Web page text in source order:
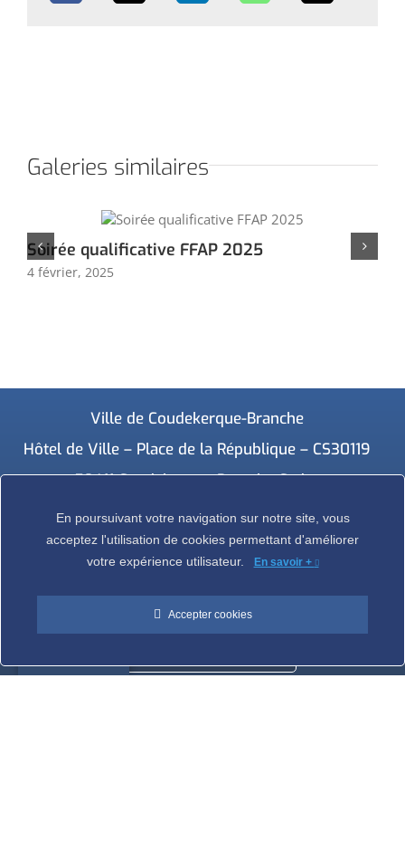
Galeries similaires
Soirée qualificative FFAP 2025
4 février, 2025
Ville de Coudekerque-Branche
Hôtel de Ville – Place de la République – CS30119
59411 Coudekerque-Branche Cedex
Tél : 03.28.29.25.25
NOUS
En poursuivant votre navigation sur notre site, vous
acceptez l'utilisation de cookies permettant d'améliorer
votre expérience utilisateur.
En savoir +
Accepter cookies